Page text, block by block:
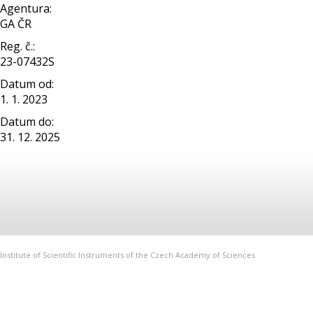
Agentura:
GA ČR
Reg. č.:
23-07432S
Datum od:
1. 1. 2023
Datum do:
31. 12. 2025
Institute of Scientific Instruments of the Czech Academy of Sciences